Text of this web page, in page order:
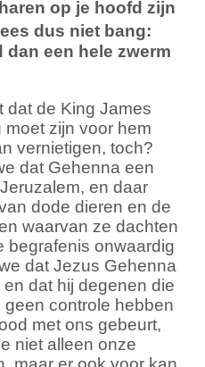
op je hoofd zijn
dus niet bang:
dan een hele zwerm
dat de King James
zijn voor hem
vernietigen, toch?
dat Gehenna een
en daar
dode dieren en de
waarvan ze dachten
begrafenis onwaardig
dat Jezus Gehenna
dat hij degenen die
controle hebben
met ons gebeurt,
niet alleen onze